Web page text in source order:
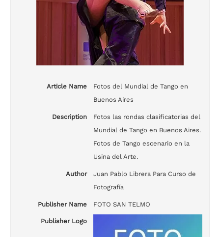
Article Name
Fotos del Mundial de Tango en
Buenos Aires
Description
Fotos las rondas clasificatorias del
Mundial de Tango en Buenos Aires.
Fotos de Tango escenario en la
Usina del Arte.
Author
Juan Pablo Librera Para Curso de
Fotografía
Publisher Name FOTO SAN TELMO
Publisher Logo